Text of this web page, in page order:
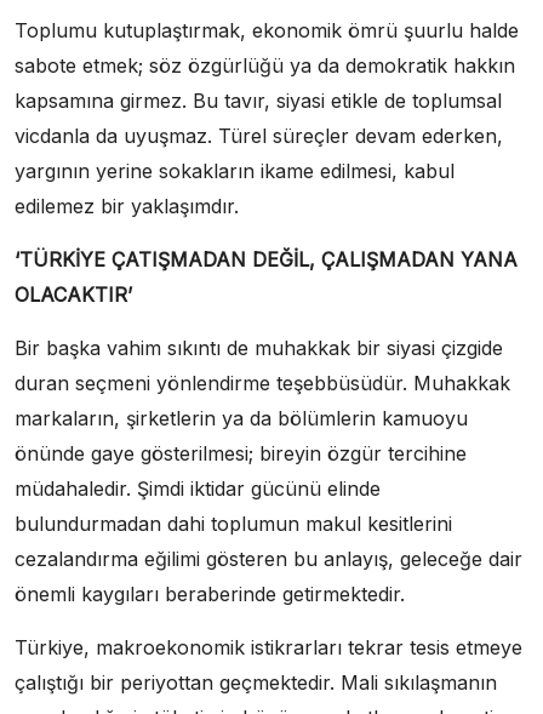
Toplumu kutuplaştırmak, ekonomik ömrü şuurlu halde
sabote etmek; söz özgürlüğü ya da demokratik hakkın
kapsamına girmez. Bu tavır, siyasi etikle de toplumsal
vicdanla da uyuşmaz. Türel süreçler devam ederken,
yargının yerine sokakların ikame edilmesi, kabul
edilemez bir yaklaşımdır.
‘TÜRKİYE ÇATIŞMADAN DEĞİL, ÇALIŞMADAN YANA
OLACAKTIR’
Bir başka vahim sıkıntı de muhakkak bir siyasi çizgide
duran seçmeni yönlendirme teşebbüsüdür. Muhakkak
markaların, şirketlerin ya da bölümlerin kamuoyu
önünde gaye gösterilmesi; bireyin özgür tercihine
müdahaledir. Şimdi iktidar gücünü elinde
bulundurmadan dahi toplumun makul kesitlerini
cezalandırma eğilimi gösteren bu anlayış, geleceğe dair
önemli kaygıları beraberinde getirmektedir.
Türkiye, makroekonomik istikrarları tekrar tesis etmeye
çalıştığı bir periyottan geçmektedir. Mali sıkılaşmanın